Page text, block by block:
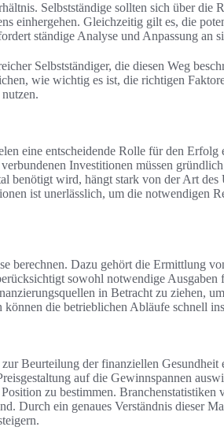
Selbstständige sollten sich über die
einhergehen. Gleichzeitig gilt es, die
ständige Analyse und Anpassung an
Selbstständiger, die diesen Weg
wie wichtig es ist, die richtigen
eine entscheidende Rolle für den Erfolg
Investitionen müssen
benötigt wird, hängt stark von der Art des
ist unerlässlich, um die notwendigen
berechnen. Dazu gehört die Ermittlung
sowohl notwendige Ausgaben
in Betracht zu ziehen,
die betrieblichen Abläufe schnell
Beurteilung der finanziellen Gesundheit
auf die Gewinnspannen
zu bestimmen. Branchenstatistiken
Durch ein genaues Verständnis dieser